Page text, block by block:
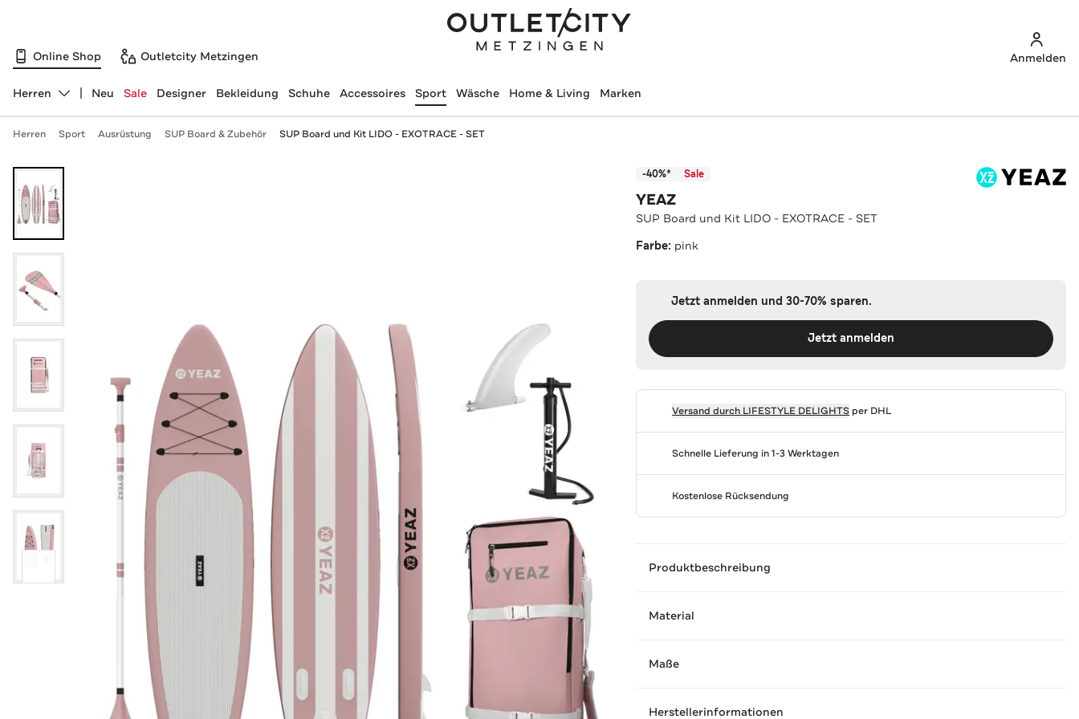
Online Shop Outletcity Metzingen Anmelden
Abteilung ändern, ausgewählt:
Herren Neu Sale Designer Bekleidung Schuhe Accessoires Sport Wäsche Home & Living Marken
Herren Sport Ausrüstung SUP Board & Zubehör SUP Board und Kit LIDO - EXOTRACE - SET
-40%* Sale
YEAZ
SUP Board und Kit LIDO - EXOTRACE - SET
Farbe: pink
Jetzt anmelden und 30-70% sparen.
Jetzt anmelden
Versand durch LIFESTYLE DELIGHTS per DHL
Schnelle Lieferung in 1-3 Werktagen
Kostenlose Rücksendung
Produktbeschreibung
Material
Maße
Herstellerinformationen